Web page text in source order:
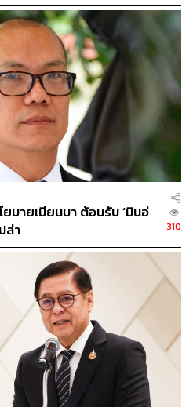
ารา เลขาธิการ ปปง. ยืนยันว่า
บันการเงินทราบ ว่าเมียนมามี
ะการสนับสนุนการก่อการร้าย
รกรรมกับเมียนมา จะต้องมี
ทุกครั้ง และมีกระบวนการตรวจ
งครัด
ญหา
เรียกร้องให้รัฐบาลไทยดำเนิน
คโปร์ ซึ่งในปี 2023 ได้มีการ
เผยแพร่รายงานว่าหลาย
ห้รัฐบาลทหารเมียนมา ซึ่งผล
ทำให้การส่งอาวุธจากสิงคโปร์
ลงอย่างชัดเจน
บัญชีรายชื่อ และประธานที่
ซึ่งร่วมรับฟังและซักถามในที่
ายงานของสิงคโปร์ในปีที่แล้ว
ระบวนการในการแก้ไขปัญหา
บายเมียนมา ต้อนรับ ‘มินอ่
ล่า
310